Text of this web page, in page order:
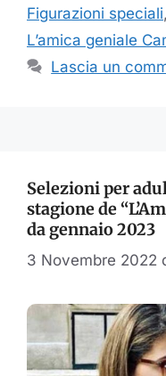
Figurazioni speciali,
L’amica geniale
Lascia un
Selezioni per
stagione de
da gennaio 2023
3 Novembre 2022